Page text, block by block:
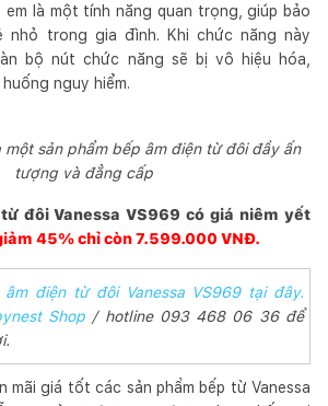
là một tính năng quan trọng, giúp bảo
trong gia đình. Khi chức năng này
bộ nút chức năng sẽ bị vô hiệu hóa,
nguy hiểm.
một sản phẩm bếp âm điện từ đôi đầy ấn
tượng và đẳng cấp
đôi Vanessa VS969 có giá niêm yết
45% chỉ còn 7.599.000 VNĐ.
âm điện từ đôi Vanessa VS969 tại đây.
Shop / hotline 093 468 06 36 để
mãi giá tốt các sản phẩm bếp từ Vanessa